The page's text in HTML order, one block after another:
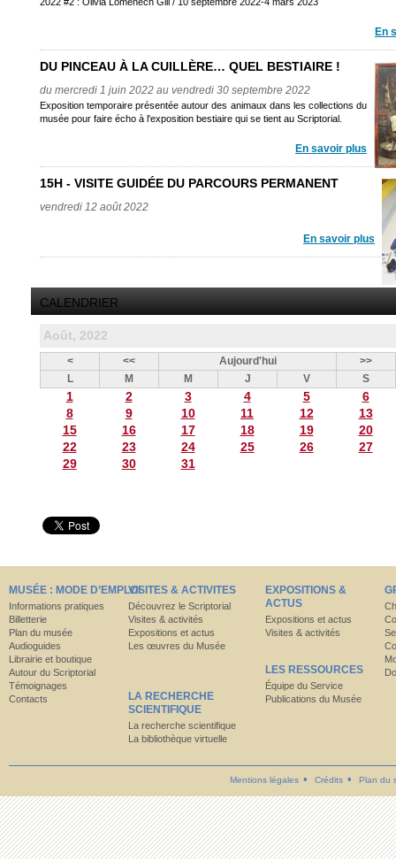
En
DU PINCEAU À LA CUILLÈRE… QUEL BESTIAIRE !
du mercredi 1 juin 2022 au vendredi 30 septembre 2022
Exposition temporaire présentée autour des animaux dans les collections du
musée pour faire écho à l'exposition bestiaire qui se tient au Scriptorial.
En savoir plus
15H - VISITE GUIDÉE DU PARCOURS PERMANENT
vendredi 12 août 2022
En savoir plus
CALENDRIER
Août, 2022
< << Aujourd'hui
>>
L
M M J V S
1 2 3 4 5
6
8
9 10 11 12
13
15
16 17 18 19
20
22
23 24 25 26
27
29
30 31
MUSÉE : MODE D’EMPLOI
Informations pratiques
Billetterie
Plan du musée
Audioguides
Librairie et boutique
Autour du Scriptorial
Témoignages
Contacts
VISITES & ACTIVITES
Découvrez le Scriptorial
Visites & activités
Expositions et actus
Les œuvres du Musée
LA RECHERCHE
SCIENTIFIQUE
La recherche scientifique
La bibliothèque virtuelle
EXPOSITIONS &
ACTUS
Expositions et actus
Visites & activités
LES RESSOURCES
Équipe du Service
Publications du Musée
Mentions légales Crédits Plan du